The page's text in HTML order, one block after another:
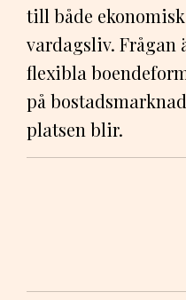
till både
vardagsliv. Frågan
flexibla
på
platsen blir.